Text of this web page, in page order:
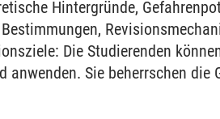
Hintergründe,
Die Studierenden
Sie beherrschen die